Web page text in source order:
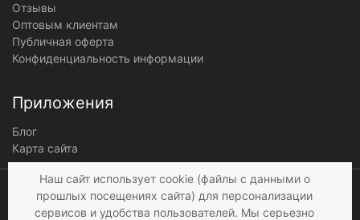
Отзывы
Оптовым клиентам
Публичная оферта
Конфиденциальность информации
Приложения
Блог
Карта сайта
Мы получаем и
обрабатываем
персональные данные
Наш сайт использует cookie (файлы с данными о
прошлых посещениях сайта) для персонализации
сервисов и удобства пользователей. Мы серьезно